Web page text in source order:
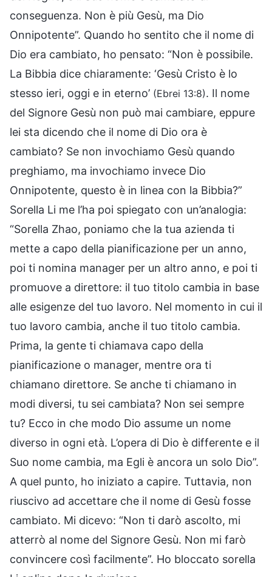
conseguenza. Non è più Gesù, ma Dio
Onnipotente”. Quando ho sentito che il nome di
Dio era cambiato, ho pensato: “Non è possibile.
La Bibbia dice chiaramente: ‘Gesù Cristo è lo
stesso ieri, oggi e in eterno’ (Ebrei 13:8). Il nome
del Signore Gesù non può mai cambiare, eppure
lei sta dicendo che il nome di Dio ora è
cambiato? Se non invochiamo Gesù quando
preghiamo, ma invochiamo invece Dio
Onnipotente, questo è in linea con la Bibbia?”
Sorella Li me l’ha poi spiegato con un’analogia:
“Sorella Zhao, poniamo che la tua azienda ti
mette a capo della pianificazione per un anno,
poi ti nomina manager per un altro anno, e poi ti
promuove a direttore: il tuo titolo cambia in base
alle esigenze del tuo lavoro. Nel momento in cui il
tuo lavoro cambia, anche il tuo titolo cambia.
Prima, la gente ti chiamava capo della
pianificazione o manager, mentre ora ti
chiamano direttore. Se anche ti chiamano in
modi diversi, tu sei cambiata? Non sei sempre
tu? Ecco in che modo Dio assume un nome
diverso in ogni età. L’opera di Dio è differente e il
Suo nome cambia, ma Egli è ancora un solo Dio”.
A quel punto, ho iniziato a capire. Tuttavia, non
riuscivo ad accettare che il nome di Gesù fosse
cambiato. Mi dicevo: “Non ti darò ascolto, mi
atterrò al nome del Signore Gesù. Non mi farò
convincere così facilmente”. Ho bloccato sorella